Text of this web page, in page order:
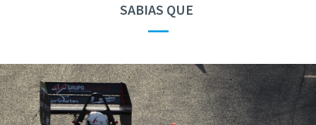
SABIAS QUE
—